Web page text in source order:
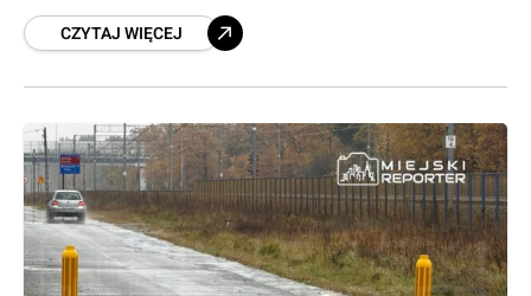
osób poszkodowanych. Pojazdy blokują lewy
CZYTAJ WIĘCEJ